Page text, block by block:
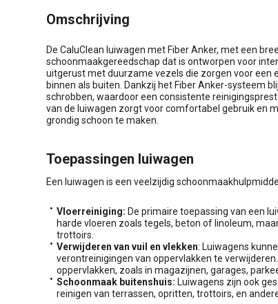
Omschrijving
De CaluClean luiwagen met Fiber Anker, met een
schoonmaakgereedschap dat is ontworpen voor
uitgerust met duurzame vezels die zorgen voor een
binnen als buiten. Dankzij het Fiber Anker-systeem
schrobben, waardoor een consistente
van de luiwagen zorgt voor comfortabel gebruik en
grondig schoon te maken.
Toepassingen luiwagen
Een luiwagen is een veelzijdig
Vloerreiniging: De primaire toepassing van een
harde vloeren zoals tegels, beton of linoleum,
trottoirs.
Verwijderen van vuil en vlekken: Luiwagens
verontreinigingen van oppervlakken te
oppervlakken, zoals in magazijnen, garages,
Schoonmaak buitenshuis: Luiwagens zijn ook
reinigen van terrassen, opritten, trottoirs, en